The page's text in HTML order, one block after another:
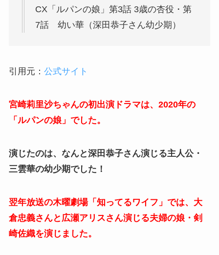
CX「ルパンの娘」第3話 3歳の杏役・第
7話 幼い華（深田恭子さん幼少期）
引用元： 公式サイト
宮崎莉里沙ちゃんの初出演ドラマは、2020年の
「ルパンの娘」でした。
演じたのは、なんと深田恭子さん演じる主人公・
三雲華の幼少期でした！
翌年放送の木曜劇場「知ってるワイフ」では、大
倉忠義さんと広瀬アリスさん演じる夫婦の娘・剣
崎佐織を演じました。